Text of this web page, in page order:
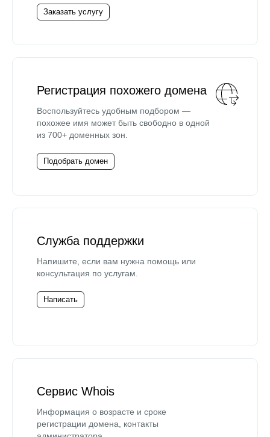
Заказать услугу
Регистрация похожего домена
Воспользуйтесь удобным подбором —
похожее имя может быть свободно в одной
из 700+ доменных зон.
Подобрать домен
Служба поддержки
Напишите, если вам нужна помощь или
консультация по услугам.
Написать
Сервис Whois
Информация о возрасте и сроке
регистрации домена, контакты